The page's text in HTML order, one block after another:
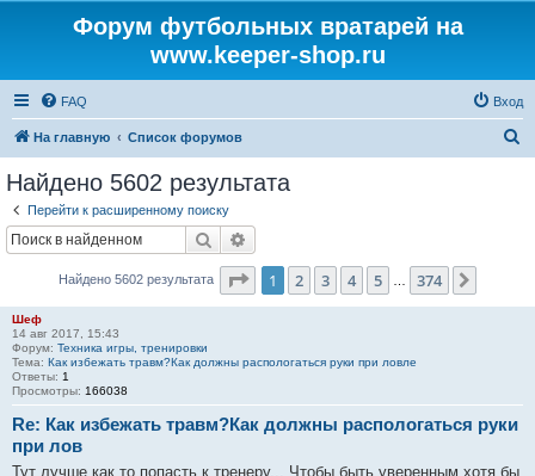
Форум футбольных вратарей на
www.keeper-shop.ru
FAQ Вход
На главную Список форумов
Найдено 5602 результата
Перейти к расширенному поиску
Поиск
Найдено 5602 результата Страница из 374
1 2 3 4 5 374
Шеф
14 авг 2017, 15:43
Форум: Техника игры, тренировки
Тема: Как избежать травм?Как должны распологаться руки при ловле
Ответы: 1
Просмотры: 166038
Re: Как избежать травм?Как должны распологаться руки
при лов
Тут лучше как то попасть к тренеру... Чтобы быть уверенным хотя бы